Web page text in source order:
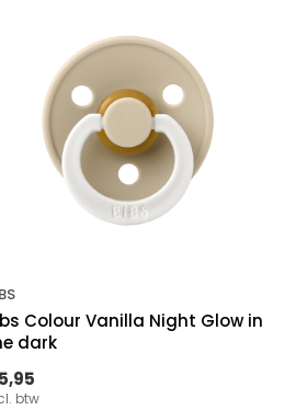
Colour Vanilla Night Glow in
dark
btw